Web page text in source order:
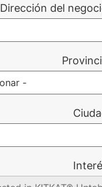
Dirección del